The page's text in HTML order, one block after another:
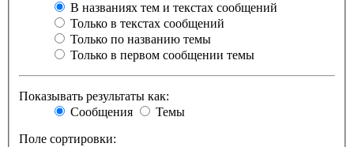
В названиях тем и текстах сообщений
Только в текстах сообщений
Только по названию темы
Только в первом сообщении темы
Показывать результаты как:
Сообщения
Темы
Поле сортировки: